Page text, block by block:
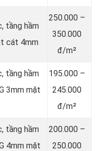
tầng hầm
cát 4mm
250.000 –
350.000
đ/m²
tầng hầm
3mm mặt
195.000 –
245.000
đ/m²
tầng hầm
4mm mặt
200.000 –
250.000